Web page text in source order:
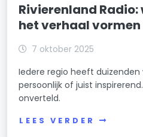
Rivierenland
het verhaal vormen
7 oktober 2025
Iedere regio heeft duizenden
persoonlijk of juist
onverteld.
LEES VERDER